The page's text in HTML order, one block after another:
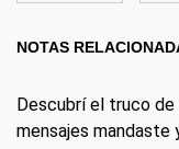
NOTAS
Descubrí el truco
mensajes